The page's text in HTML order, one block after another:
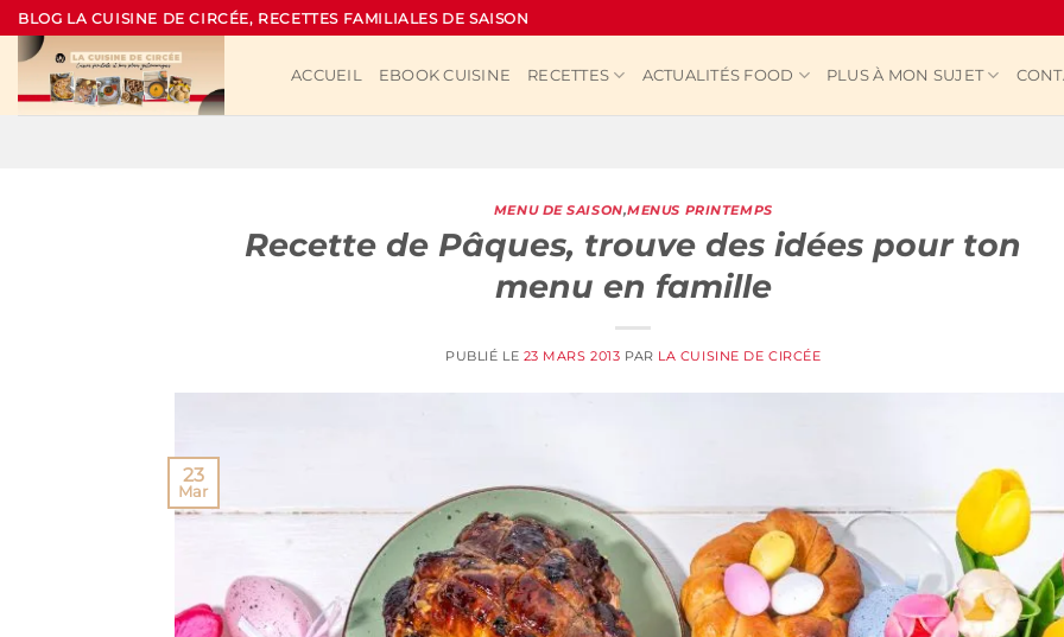
Passer
au
contenu
BLOG LA CUISINE DE CIRCÉE, RECETTES FAMILIALES DE SAISON
ACCUEIL EBOOK CUISINE RECETTES ACTUALITÉS FOOD PLUS À MON SUJET
MENU DE SAISON,MENUS PRINTEMPS
Recette de Pâques, trouve des idées pour ton
menu en famille
PUBLIÉ LE 23 MARS 2013 PAR LA CUISINE DE CIRCÉE
23
Mar